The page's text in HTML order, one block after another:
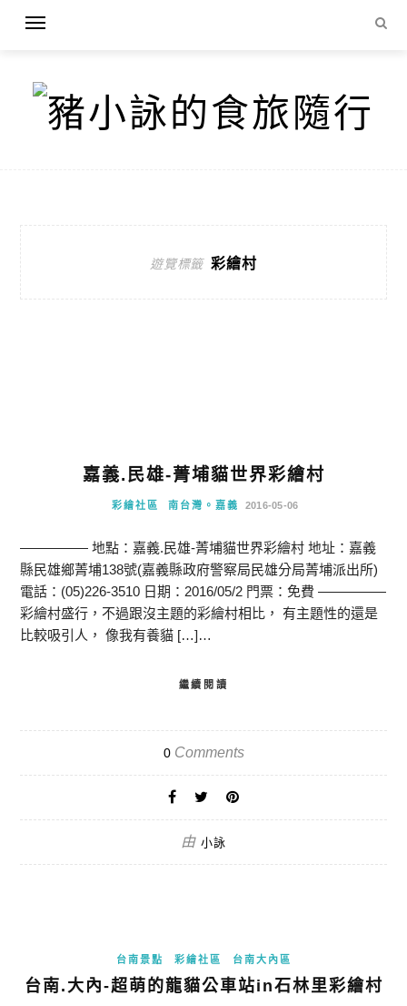
遊覽標籤 彩繪村
嘉義.民雄-菁埔貓世界彩繪村
彩繪社區 南台灣。嘉義 2016-05-06
————— 地點：嘉義.民雄-菁埔貓世界彩繪村 地址：嘉義
縣民雄鄉菁埔138號(嘉義縣政府警察局民雄分局菁埔派出所)
電話：(05)226-3510 日期：2016/05/2 門票：免費 —————
彩繪村盛行，不過跟沒主題的彩繪村相比， 有主題性的還是
比較吸引人， 像我有養貓 […]…
繼續閱讀
0Comments
由 小詠
台南景點 彩繪社區 台南大內區
台南.大內-超萌的龍貓公車站in石林里彩繪村